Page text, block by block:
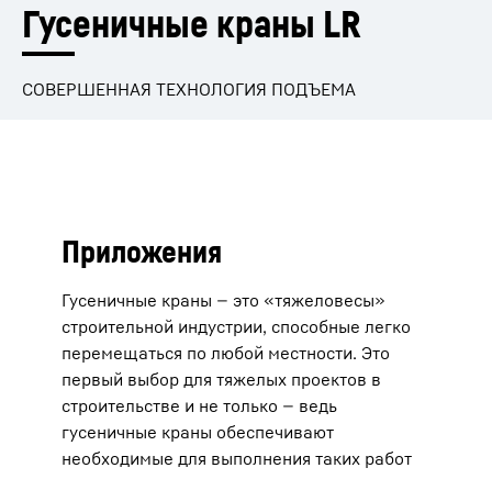
Гусеничные краны LR
СОВЕРШЕННАЯ ТЕХНОЛОГИЯ ПОДЪЕМА
Приложения
Гусеничные краны — это «тяжеловесы»
строительной индустрии, способные легко
перемещаться по любой местности. Это
первый выбор для тяжелых проектов в
строительстве и не только — ведь
гусеничные краны обеспечивают
необходимые для выполнения таких работ